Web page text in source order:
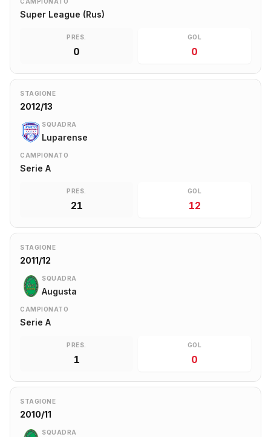
Super League (Rus)
PRES.
0
GOL
0
STAGIONE
2012/13
SQUADRA
Luparense
CAMPIONATO
Serie A
PRES.
21
GOL
12
STAGIONE
2011/12
SQUADRA
Augusta
CAMPIONATO
Serie A
PRES.
1
GOL
0
STAGIONE
2010/11
SQUADRA